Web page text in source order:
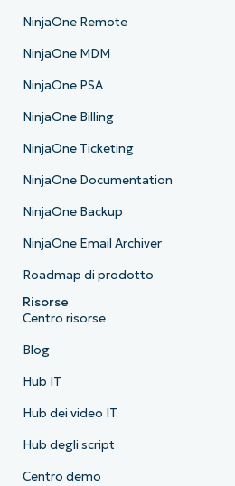
NinjaOne Remote
NinjaOne MDM
NinjaOne PSA
NinjaOne Billing
NinjaOne Ticketing
NinjaOne Documentation
NinjaOne Backup
NinjaOne Email Archiver
Roadmap di prodotto
Risorse
Centro risorse
Blog
Hub IT
Hub dei video IT
Hub degli script
Centro demo